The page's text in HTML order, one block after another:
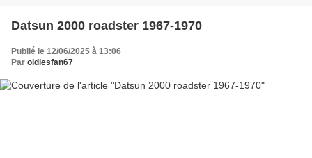
Datsun 2000 roadster 1967-1970
Publié le 12/06/2025 à 13:06
Par oldiesfan67